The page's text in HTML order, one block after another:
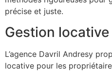
précise et juste.
Gestion locative
L’agence Davril Andresy
locative pour les